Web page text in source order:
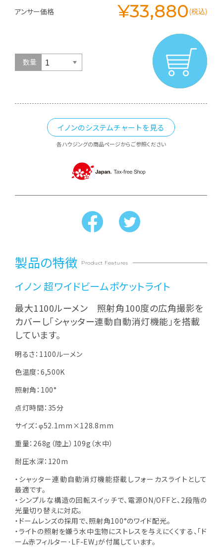
アンサー価格 ¥33,880 (税込)
数量
イノンのシステムチャートを見る
各ハウジングの商品ページからご参照ください
製品の特徴 Product Features
イノン 超ワイドビームポケットライト
最大1100ルーメン 照射角100度の広角撮影を
カバーし「シャッター連動自動消灯機能」を搭載
しています。
明るさ：1100ルーメン
色温度：6,500K
照射角：100°
点灯時間：35分
サイズ：φ52.1mm×128.8mm
重量：268g（陸上）109g（水中）
耐圧水深：120m
・シャッター連動自動消灯機能搭載しフォーカスライトとして
最適です。
・シンプルな構造の回転スイッチで、電源ON/OFFと、2段階の
光量切り替えに対応。
・ドームレンズの採用で、照射角100°のワイド配光。
・ライトの照射を嫌う水中生物にストレスを与えにくくする、｢ド
ーム赤フィルター･LF-EW｣が付属しています。